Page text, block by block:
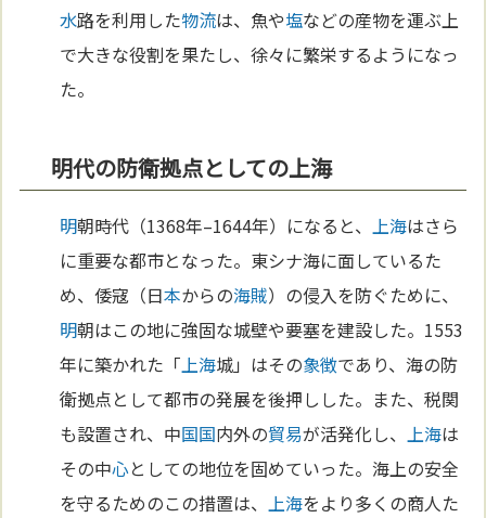
水路を利用した物流は、魚や塩などの産物を運ぶ上
で大きな役割を果たし、徐々に繁栄するようになっ
た。
明代の防衛拠点としての上海
明朝時代（1368年–1644年）になると、上海はさら
に重要な都市となった。東シナ海に面しているた
め、倭寇（日本からの海賊）の侵入を防ぐために、
明朝はこの地に強固な城壁や要塞を建設した。1553
年に築かれた「上海城」はその象徴であり、海の防
衛拠点として都市の発展を後押しした。また、税関
も設置され、中国国内外の貿易が活発化し、上海は
その中心としての地位を固めていった。海上の安全
を守るためのこの措置は、上海をより多くの商人た